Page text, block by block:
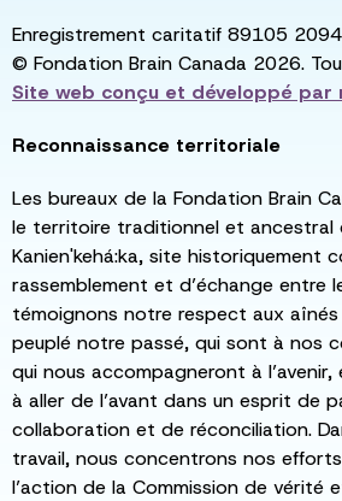
Enregistrement caritatif 89105
© Fondation Brain Canada 2026.
Site web conçu et développé par
Reconnaissance territoriale
Les bureaux de la Fondation Brain
le territoire traditionnel et ancestral
Kanien'kehá:ka, site historiquement
rassemblement et d’échange entre
témoignons notre respect aux
peuplé notre passé, qui sont à nos
qui nous accompagneront à
à aller de l’avant dans un esprit de
collaboration et de réconciliation.
travail, nous concentrons nos
l’action de la Commission de vérité